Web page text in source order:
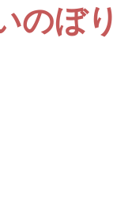
のぼり